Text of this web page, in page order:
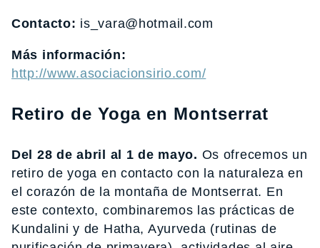
Contacto: is_vara@hotmail.com
Más información:
http://www.asociacionsirio.com/
Retiro de Yoga en Montserrat
Del 28 de abril al 1 de mayo. Os ofrecemos un
retiro de yoga en contacto con la naturaleza en
el corazón de la montaña de Montserrat. En
este contexto, combinaremos las prácticas de
Kundalini y de Hatha, Ayurveda (rutinas de